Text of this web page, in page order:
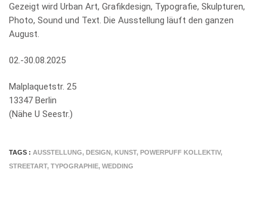
Gezeigt wird Urban Art, Grafikdesign, Typografie, Skulpturen,
Photo, Sound und Text. Die Ausstellung läuft den ganzen
August.
02.-30.08.2025
Malplaquetstr. 25
13347 Berlin
(Nähe U Seestr.)
TAGS : AUSSTELLUNG, DESIGN, KUNST, POWERPUFF KOLLEKTIV,
STREETART, TYPOGRAPHIE, WEDDING